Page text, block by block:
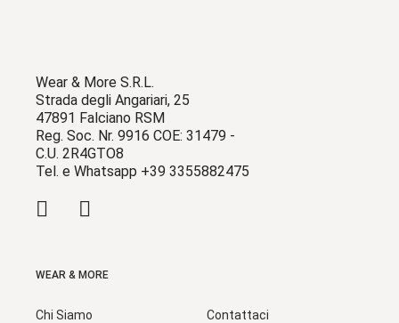
Wear & More S.R.L.
Strada degli Angariari, 25
47891 Falciano RSM
Reg. Soc. Nr. 9916 COE: 31479 -
C.U. 2R4GTO8
Tel. e Whatsapp +39 3355882475
WEAR & MORE
Chi Siamo Contattaci